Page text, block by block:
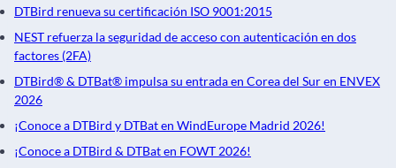
DTBird renueva su certificación ISO 9001:2015
NEST refuerza la seguridad de acceso con autenticación en dos
factores (2FA)
DTBird® & DTBat® impulsa su entrada en Corea del Sur en ENVEX
2026
¡Conoce a DTBird y DTBat en WindEurope Madrid 2026!
¡Conoce a DTBird & DTBat en FOWT 2026!